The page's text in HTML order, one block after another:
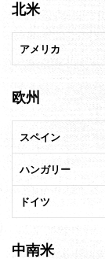
北米
アメリカ
欧州
スペイン
ハンガリー
ドイツ
中南米